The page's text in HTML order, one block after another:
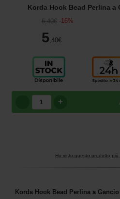
Korda Hook Bead Perlina a
6,40€ -16%
5 ,40€
+
Ho visto questo prodotto più
Korda Hook Bead Perlina a